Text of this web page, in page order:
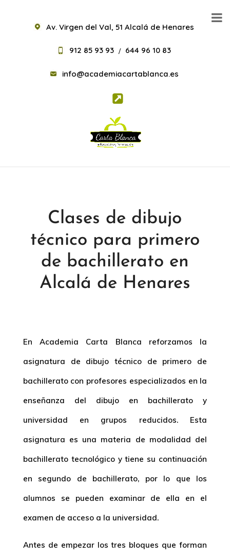
Av. Virgen del Val, 51 Alcalá de Henares
912 85 93 93 / 644 96 10 83
info@academiacartablanca.es
Clases de dibujo
técnico para primero
de bachillerato en
Alcalá de Henares
En Academia Carta Blanca reforzamos la
asignatura de dibujo técnico de primero de
bachillerato con profesores especializados en la
enseñanza del dibujo en bachillerato y
universidad en grupos reducidos. Esta
asignatura es una materia de modalidad del
bachillerato tecnológico y tiene su continuación
en segundo de bachillerato, por lo que los
alumnos se pueden examinar de ella en el
examen de acceso a la universidad.
Antes de empezar los tres bloques que forman